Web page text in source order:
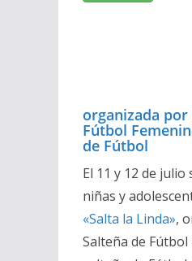
organizada por
Fútbol
de Fútbol
El 11 y 12 de
niñas y
«Salta la Linda»,
Salteña de Fútbol